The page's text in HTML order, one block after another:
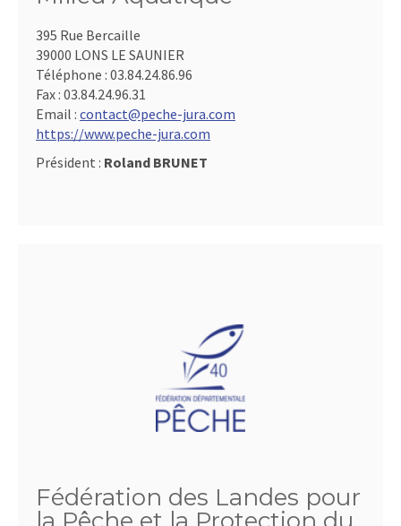
395 Rue Bercaille
39000 LONS LE SAUNIER
Téléphone : 03.84.24.86.96
Fax : 03.84.24.96.31
Email : contact@peche-jura.com
https://www.peche-jura.com
Président : Roland BRUNET
Fédération des Landes pour